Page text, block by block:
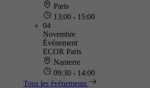
Paris
13:00 - 15:00
04
Novembre
Événement
ECOR Paris
Nanterre
09:30 - 14:00
Tous les événements